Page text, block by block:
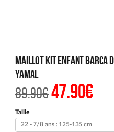
Maillot Kit Enfant Barca
Yamal
89.90€Le
prix
était :
89.90€.
47.90€Le
prix
est
Taille